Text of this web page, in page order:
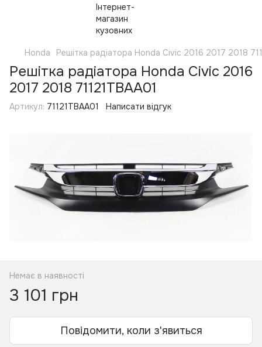
Honda Решітка радіатора Honda Civic 2016 2017 2018
Решітка радіатора Honda Civic 2016
2017 2018 71121TBAA01
Артикул: 71121TBAA01 Написати відгук
Немає в наявності
3 101 грн
Повідомити, коли з'явиться